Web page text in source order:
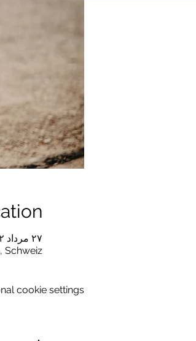
۲۷ مرداد ۱۴۰۲، ۱۸:۳۰ – ۱۹:۳۰
Schweiz
cookie settings.